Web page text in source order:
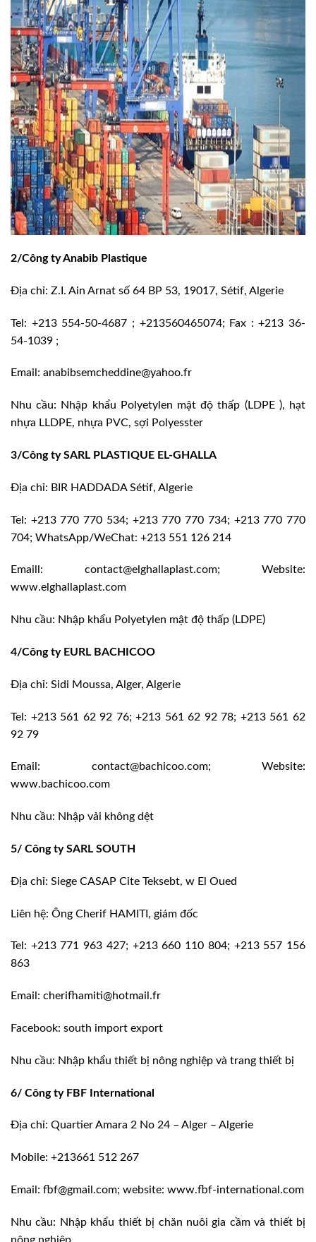
2/Công ty Anabib Plastique
Địa chỉ: Z.I. Ain Arnat số 64 BP 53, 19017, Sétif, Algerie
Tel: +213 554-50-4687 ; +213560465074; Fax : +213 36-
54-1039 ;
Email: anabibsemcheddine@yahoo.fr
Nhu cầu: Nhập khẩu Polyetylen mật độ thấp (LDPE ), hạt
nhựa LLDPE, nhựa PVC, sợi Polyesster
3/Công ty SARL PLASTIQUE EL-GHALLA
Địa chỉ: BIR HADDADA Sétif, Algerie
Tel: +213 770 770 534; +213 770 770 734; +213 770 770
704; WhatsApp/WeChat: +213 551 126 214
Emaill: contact@elghallaplast.com; Website:
www.elghallaplast.com
Nhu cầu: Nhập khẩu Polyetylen mật độ thấp (LDPE)
4/Công ty EURL BACHICOO
Địa chỉ: Sidi Moussa, Alger, Algerie
Tel: +213 561 62 92 76; +213 561 62 92 78; +213 561 62
92 79
Email: contact@bachicoo.com; Website:
www.bachicoo.com
Nhu cầu: Nhập vải không dệt
5/ Công ty SARL SOUTH
Địa chỉ: Siege CASAP Cite Teksebt, w El Oued
Liên hệ: Ông Cherif HAMITI, giám đốc
Tel: +213 771 963 427; +213 660 110 804; +213 557 156
863
Email: cherifhamiti@hotmail.fr
Facebook: south import export
Nhu cầu: Nhập khẩu thiết bị nông nghiệp và trang thiết bị
6/ Công ty FBF International
Địa chỉ: Quartier Amara 2 No 24 – Alger – Algerie
Mobile: +213661 512 267
Email: fbf@gmail.com; website: www.fbf-international.com
Nhu cầu: Nhập khẩu thiết bị chăn nuôi gia cầm và thiết bị
nông nghiệp